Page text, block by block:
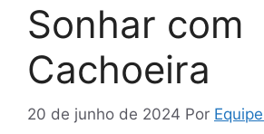
Sonhar com
Cachoeira
20 de junho de 2024 Por